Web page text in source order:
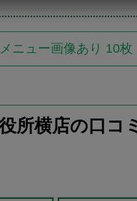
メニュー画像あり 10枚
所横店の口コ